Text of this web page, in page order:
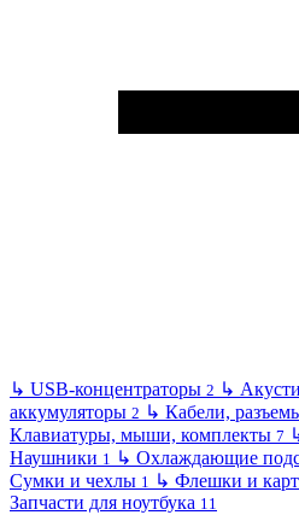
↳ USB-концентраторы 2 ↳
аккумуляторы 2 ↳ Кабели,
Клавиатуры, мыши, комплекты 7
Наушники 1 ↳ Охлаждающие
Сумки и чехлы 1 ↳ Флешки и
Запчасти для ноутбука 11